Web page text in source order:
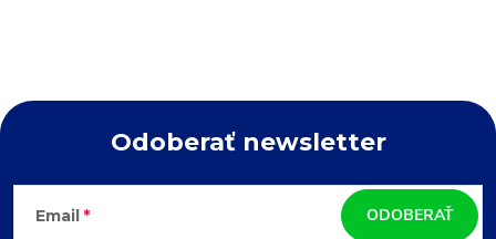
Z
Odoberať newsletter
Email ODOBERAŤ